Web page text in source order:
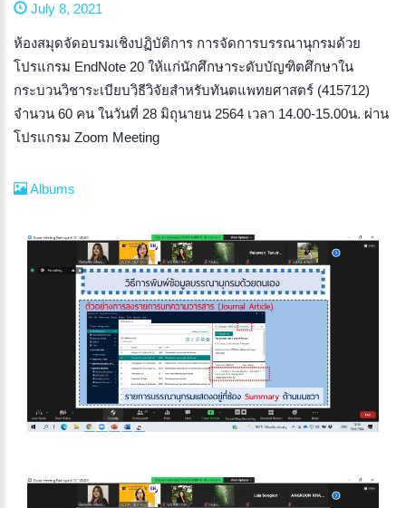
July 8, 2021
ห้องสมุดจัดอบรมเชิงปฏิบัติการ การจัดการบรรณานุกรมด้วย
โปรแกรม EndNote 20 ให้แก่นักศึกษาระดับบัญฑิตศึกษาใน
กระบวนวิชาระเบียบวิธีวิจัยสำหรับทันตแพทยศาสตร์ (415712)
จำนวน 60 คน ในวันที่ 28 มิถุนายน 2564 เวลา 14.00-15.00น. ผ่าน
โปรแกรม Zoom Meeting
Albums